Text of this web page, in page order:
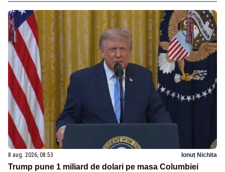
8 aug. 2026, 08:53 Ionuț Nichita
Trump pune 1 miliard de dolari pe masa Columbiei